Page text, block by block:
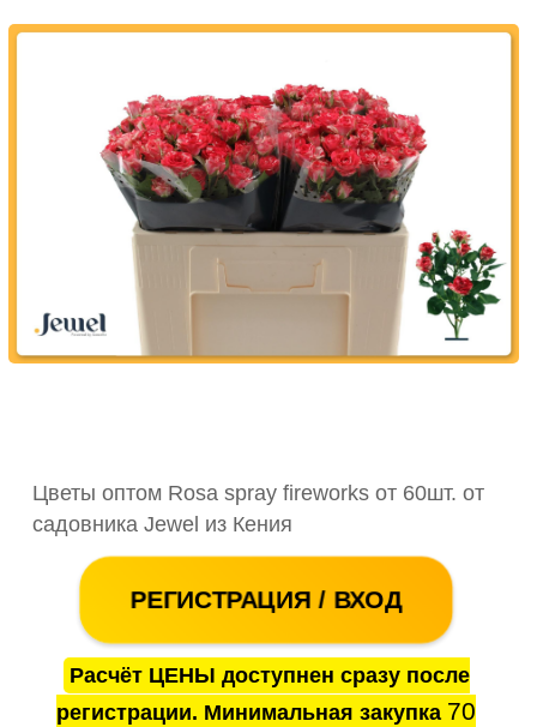
Цветы оптом Rosa spray fireworks от 60шт. от
садовника Jewel из Кения
РЕГИСТРАЦИЯ / ВХОД
Расчёт ЦЕНЫ доступнен сразу после
регистрации. Минимальная закупка 70